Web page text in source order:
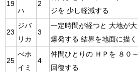
19
ハ
2
ジを 少し軽減する
23
ジバ
リカ
3
一定時間が経つと 大地が大
爆発する 結界を地面に描く
25
べホ
イミ
4
仲間ひとりの ＨＰを ８０～
回復する